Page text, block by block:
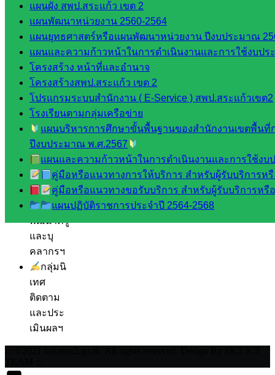
แผนผัง สพป.สระแก้ว เขต 2
แผนพัฒนาหน่วยงาน 2560-2564
แผนยุทธศาสตร์หรือแผนพัฒนาหน่วยงาน ปีงบประมาณ
แผนและความก้าวหน้าในการดำเนินงานและการใช้งบป
โครงสร้าง หน้าที่และอำนาจ
โครงสร้างสพป.สระแก้ว เขต 2
โปรแกรมระบบสำนักงาน ( E-Service ) สพป.สระแก้วเขต2
โรงเรียนตามกลุ่มเครือข่าย
แผนบริหารการศึกษาขั้นพื้นฐานของสำนักงานเขตพื้นที่
ปีงบประมาณ พ.ศ.2567
แผนและความก้าวหน้าในการดำเนินงานและการใช้งบ
คู่มือหรือแนวทางการให้บริการ สำหรับผู้รับบริการห
คู่มือหรือแนวทางขอรับบริการ สำหรับผู้รับบริการหรื
แผนปฏิบัติราชการประจำปี 2564-2568
เงินและ
สินทรัพย์
กลุ่มน
โยบาย
และแผน
กลุ่มส่ง
เสริมการ
จัดการ
ศึกษา
กลุ่ม
บริหาร
งาน
บุคคล
กลุ่ม
พัฒนาครู
และบุ
คลากรฯ
กลุ่มนิ
เทศ
ติดตาม
และประ
เมินผลฯ